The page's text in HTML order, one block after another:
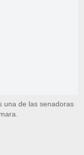
una de las senadoras